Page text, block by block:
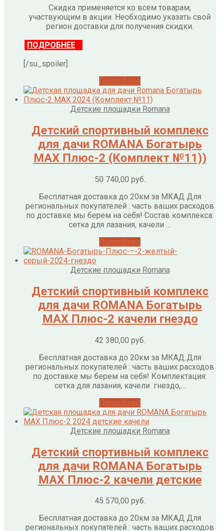
Скидка применяется ко всем товарам,
участвующим в акции. Необходимо указать свой
регион доставки для получения скидки.
ПОДРОБНЕЕ
[/su_spoiler]
Детские площадки Romana
Детский спортивный комплекс
для дачи ROMANA Богатырь
МАХ Плюс-2 (Комплект №11))
50 740,00 руб.
Бесплатная доставка до 20км за МКАД Для
региональных покупателей : часть ваших расходов
по доставке мы берем на себя! Состав комплекса:
сетка для лазания, качели …
Детские площадки Romana
Детский спортивный комплекс
для дачи ROMANA Богатырь
МАХ Плюс-2 качели гнездо
42 380,00 руб.
Бесплатная доставка до 20км за МКАД Для
региональных покупателей : часть ваших расходов
по доставке мы берем на себя! Комплектация:
сетка для лазания, качели гнездо,…
Детские площадки Romana
Детский спортивный комплекс
для дачи ROMANA Богатырь
МАХ Плюс-2 качели детские
45 570,00 руб.
Бесплатная доставка до 20км за МКАД Для
региональных покупателей : часть ваших расходов